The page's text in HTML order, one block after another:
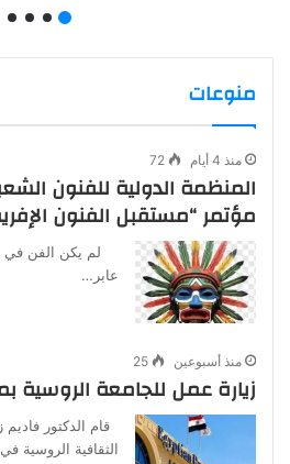
منوعات
منذ 4 أيام 72
المنظمة الدولية للفنون
مؤتمر “مستقبل الفنون
لم يكن الفن في
عابر…
منذ أسبوعين 25
زيارة عمل للجامعة الروسية
قام الدكتور
الثقافية الروسية